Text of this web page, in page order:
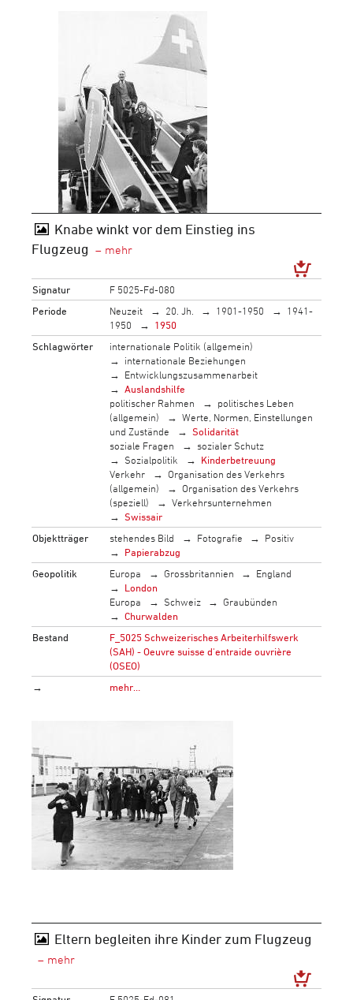
Knabe winkt vor dem Einstieg ins
Flugzeug
Signatur
F 5025-Fd-080
Periode
Neuzeit 20. Jh. 1901-1950
1941-
1950
1950
Schlagwörter
internationale Politik (allgemein)
internationale Beziehungen
Entwicklungszusammenarbeit
Auslandshilfe
politischer Rahmen
politisches Leben
(allgemein)
Werte, Normen, Einstellungen
und Zustände
Solidarität
soziale Fragen
sozialer Schutz
Sozialpolitik
Kinderbetreuung
Verkehr
Organisation des Verkehrs
(allgemein)
Organisation des Verkehrs
(speziell)
Verkehrsunternehmen
Swissair
Objektträger
stehendes Bild Fotografie
Positiv
Papierabzug
Geopolitik
Europa Grossbritannien
England
London
Europa
Schweiz
Graubünden
Churwalden
Bestand
F_5025 Schweizerisches Arbeiterhilfswerk
(SAH) - Oeuvre suisse d'entraide ouvrière
(OSEO)
→
mehr…
Eltern begleiten ihre Kinder zum Flugzeug